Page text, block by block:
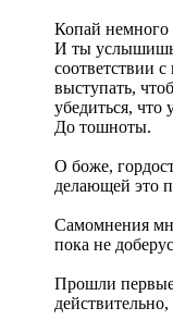
Копай немного
И ты услышишь,
соответствии
выступать,
убедиться,
До тошноты.
О боже,
делающей это
Самомнения
пока не
Прошли первые